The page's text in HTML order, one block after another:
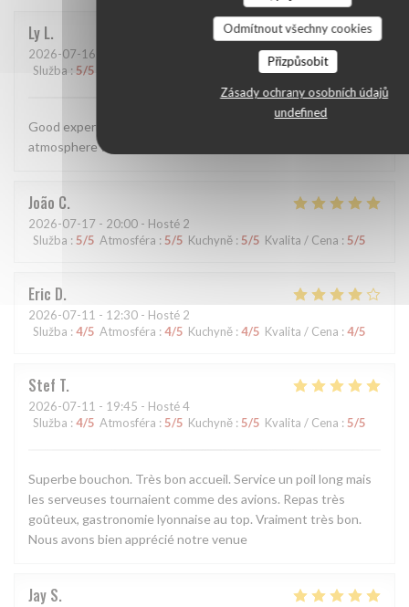
Odmítnout všechny cookies
Přizpůsobit
Zásady ochrany osobních údajů
undefined
Ly L
2026-07-16
Služba : 5/5 /5 Kvalita / Cena
Good experience, the food was simple yet tasty and the
atmosphere was both warm and cozy
João C
2026-07-17 - 20:00 - Hosté 2
Služba : 5/5 Atmosféra : 5/5 Kuchyně : 5/5 Kvalita / Cena : 5/5
Eric D
2026-07-11 - 12:30 - Hosté 2
Služba : 4/5 Atmosféra : 4/5 Kuchyně : 4/5 Kvalita / Cena : 4/5
Stef T
2026-07-11 - 19:45 - Hosté 4
Služba : 4/5 Atmosféra : 5/5 Kuchyně : 5/5 Kvalita / Cena : 5/5
Superbe bouchon. Très bon accueil. Service un poil long mais
les serveuses tournaient comme des avions. Repas très
goûteux, gastronomie lyonnaise au top. Vraiment très bon.
Nous avons bien apprécié notre venue
Jay S